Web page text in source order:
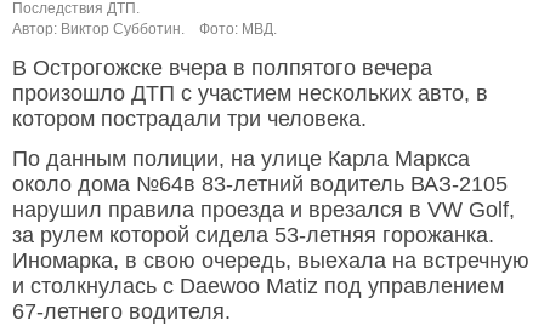
Последствия ДТП.
Автор: Виктор Субботин.
Фото: МВД.
В Острогожске вчера в полпятого вечера
произошло ДТП с участием нескольких авто, в
котором пострадали три человека.
По данным полиции, на улице Карла Маркса
около дома №64в 83-летний водитель ВАЗ-2105
нарушил правила проезда и врезался в VW Golf,
за рулем которой сидела 53-летняя горожанка.
Иномарка, в свою очередь, выехала на встречную
и столкнулась с Daewoo Matiz под управлением
67-летнего водителя.